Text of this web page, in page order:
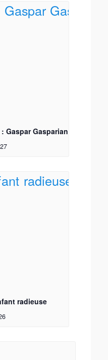
Gaspar Gasparian
radieuse